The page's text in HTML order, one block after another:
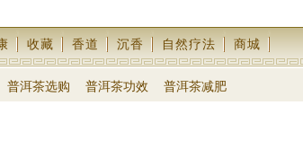
收藏 香道 沉香 自然疗法 商城
普洱茶选购 普洱茶功效 普洱茶减肥